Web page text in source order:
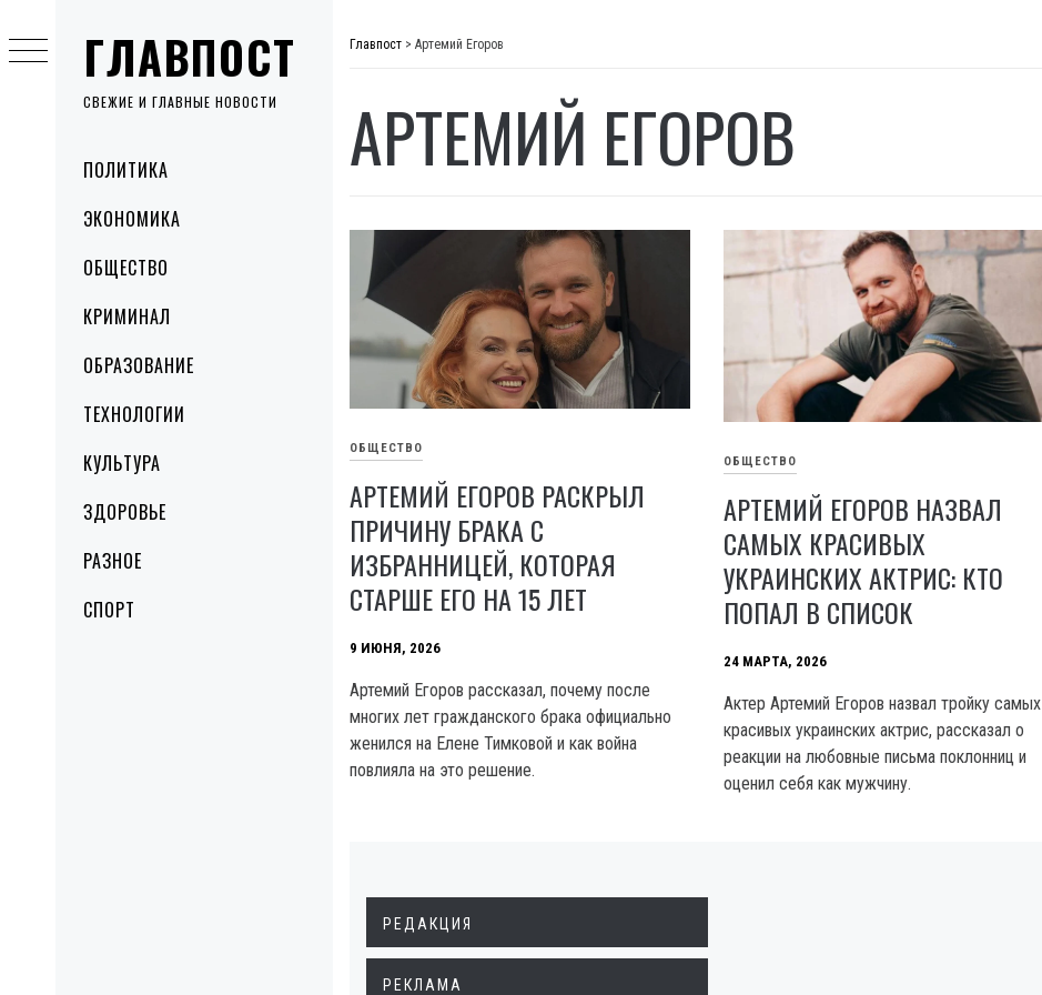
ГЛАВПОСТ
СВЕЖИЕ И ГЛАВНЫЕ НОВОСТИ
MenuПОЛИТИКА
ЭКОНОМИКА
ОБЩЕСТВО
КРИМИНАЛ
ОБРАЗОВАНИЕ
ТЕХНОЛОГИИ
КУЛЬТУРА
ЗДОРОВЬЕ
РАЗНОЕ
СПОРТ
to
content
Главпост > Артемий Егоров
АРТЕМИЙ ЕГОРОВ
ОБЩЕСТВО
АРТЕМИЙ ЕГОРОВ РАСКРЫЛ
ПРИЧИНУ БРАКА С
ИЗБРАННИЦЕЙ, КОТОРАЯ
СТАРШЕ ЕГО НА 15 ЛЕТ
9 ИЮНЯ, 2026
Артемий Егоров рассказал, почему после
многих лет гражданского брака официально
женился на Елене Тимковой и как война
повлияла на это решение.
ОБЩЕСТВО
АРТЕМИЙ ЕГОРОВ НАЗВАЛ
САМЫХ КРАСИВЫХ
УКРАИНСКИХ АКТРИС: КТО
ПОПАЛ В СПИСОК
24 МАРТА, 2026
Актер Артемий Егоров назвал тройку самых
красивых украинских актрис, рассказал о
реакции на любовные письма поклонниц и
оценил себя как мужчину.
РЕДАКЦИЯ
РЕКЛАМА